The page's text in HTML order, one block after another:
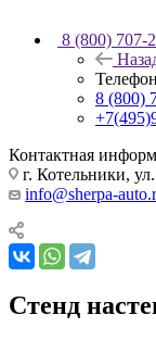
8 (800) 707-
8 (800)
Контактная
г. Котельники,
info@sherpa-
Стенд